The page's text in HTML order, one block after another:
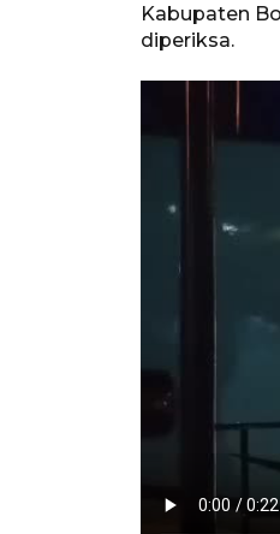
Kabupaten
diperiksa.